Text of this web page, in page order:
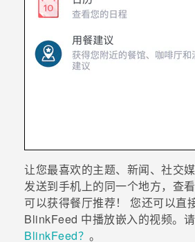
让您最喜欢的主题、新闻、社交
发送到手机上的同一个地方，查看
可以获得餐厅推荐！
您还可以直
BlinkFeed 中播放嵌入的视频。
BlinkFeed？ 。